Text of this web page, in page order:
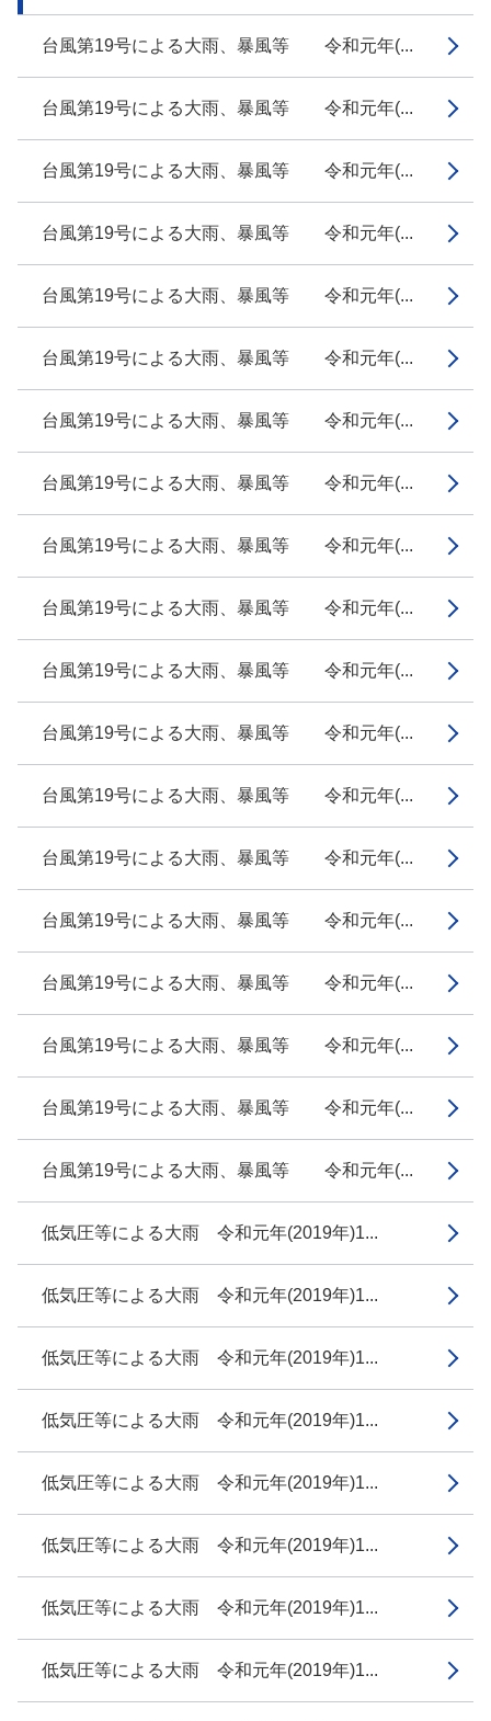
台風第19号による大雨、暴風等 令和元年(...
台風第19号による大雨、暴風等 令和元年(...
台風第19号による大雨、暴風等 令和元年(...
台風第19号による大雨、暴風等 令和元年(...
台風第19号による大雨、暴風等 令和元年(...
台風第19号による大雨、暴風等 令和元年(...
台風第19号による大雨、暴風等 令和元年(...
台風第19号による大雨、暴風等 令和元年(...
台風第19号による大雨、暴風等 令和元年(...
台風第19号による大雨、暴風等 令和元年(...
台風第19号による大雨、暴風等 令和元年(...
台風第19号による大雨、暴風等 令和元年(...
台風第19号による大雨、暴風等 令和元年(...
台風第19号による大雨、暴風等 令和元年(...
台風第19号による大雨、暴風等 令和元年(...
台風第19号による大雨、暴風等 令和元年(...
台風第19号による大雨、暴風等 令和元年(...
台風第19号による大雨、暴風等 令和元年(...
台風第19号による大雨、暴風等 令和元年(...
低気圧等による大雨 令和元年(2019年)1...
低気圧等による大雨 令和元年(2019年)1...
低気圧等による大雨 令和元年(2019年)1...
低気圧等による大雨 令和元年(2019年)1...
低気圧等による大雨 令和元年(2019年)1...
低気圧等による大雨 令和元年(2019年)1...
低気圧等による大雨 令和元年(2019年)1...
低気圧等による大雨 令和元年(2019年)1...